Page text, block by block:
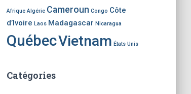
Afrique Algérie Cameroun Congo Côte
d’Ivoire Laos Madagascar Nicaragua
QuébecVietnam États Unis
Catégories